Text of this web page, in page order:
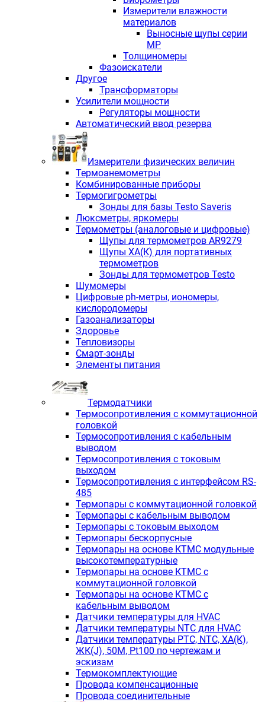
Измерители влажности
материалов
Выносные щупы серии
МР
Толщиномеры
Фазоискатели
Другое
Трансформаторы
Усилители мощности
Регуляторы мощности
Автоматический ввод резерва
Измерители физических величин
Термоанемометры
Комбинированные приборы
Термогигрометры
Зонды для базы Testo Saveris
Люксметры, яркомеры
Термометры (аналоговые и цифровые)
Щупы для термометров AR9279
Щупы ХА(К) для портативных
термометров
Зонды для термометров Testo
Шумомеры
Цифровые ph-метры, иономеры,
кислородомеры
Газоанализаторы
Здоровье
Тепловизоры
Смарт-зонды
Элементы питания
Термодатчики
Термосопротивления с коммутационной
головкой
Термосопротивления с кабельным
выводом
Термосопротивления с токовым
выходом
Термосопротивления с интерфейсом RS-
485
Термопары с коммутационной головкой
Термопары с кабельным выводом
Термопары с токовым выходом
Термопары бескорпусные
Термопары на основе КТМС модульные
высокотемпературные
Термопары на основе КТМС с
коммутационной головкой
Термопары на основе КТМС с
кабельным выводом
Датчики температуры для HVAC
Датчики температуры NTC для HVAC
Датчики температуры PTС, NTC, ХА(К),
ЖК(J), 50М, Pt100 по чертежам и
эскизам
Термокомплектующие
Провода компенсационные
Провода соединительные